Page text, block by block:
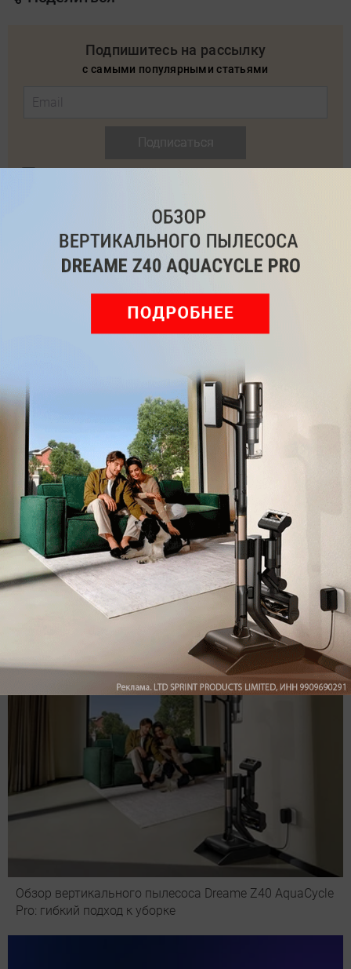
Подпишитесь на рассылку
с самыми популярными статьями
Одноклассники
YouTube
Комментарии
Мы знаем, вам есть что сказать!
ВойдитеилиЗарегистрируйтесь , чтобы
оставить комментарий
Обзор вертикального пылесоса Dreame Z40 AquaCycle
Pro: гибкий подход к уборке